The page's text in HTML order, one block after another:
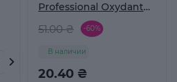
60 мл
Professional Oxydant
Creme 1,9%, 60 мл
51.00 ₴ -60%
20.40 ₴
В наличии